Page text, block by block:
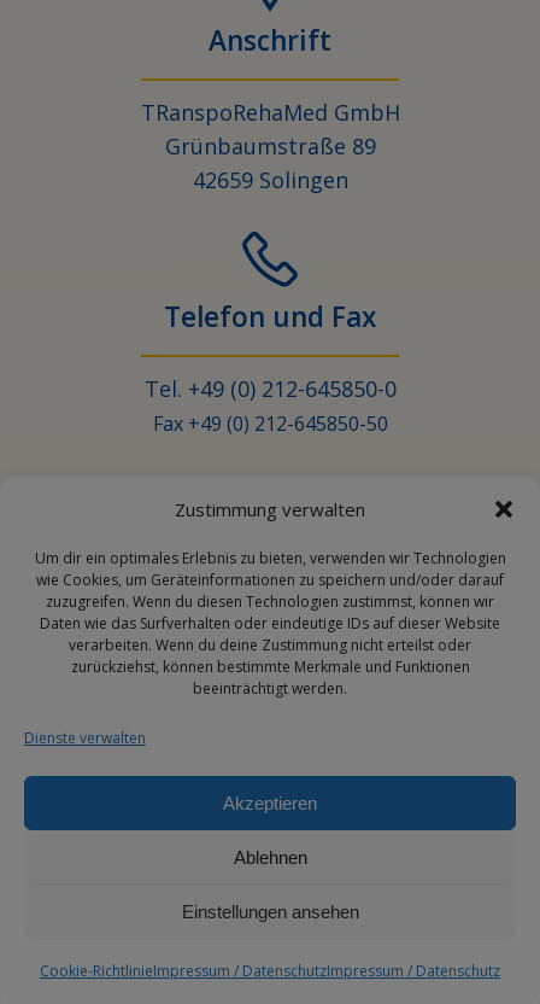
Zustimmung verwalten
Um dir ein optimales Erlebnis zu bieten, verwenden wir Technologien
wie Cookies, um Geräteinformationen zu speichern und/oder darauf
zuzugreifen. Wenn du diesen Technologien zustimmst, können wir
Daten wie das Surfverhalten oder eindeutige IDs auf dieser Website
verarbeiten. Wenn du deine Zustimmung nicht erteilst oder
zurückziehst, können bestimmte Merkmale und Funktionen
beeinträchtigt werden.
Dienste verwalten
Akzeptieren
Ablehnen
Einstellungen ansehen
Cookie-RichtlinieImpressum / DatenschutzImpressum / Datenschutz
Anschrift
TRanspoRehaMed GmbH
Grünbaumstraße 89
42659 Solingen
Telefon und Fax
Tel. +49 (0) 212-645850-0
Fax +49 (0) 212-645850-50
Email
info@transporehamed.de
Social Media
© 2026 TRanspoRehaMed GmbH